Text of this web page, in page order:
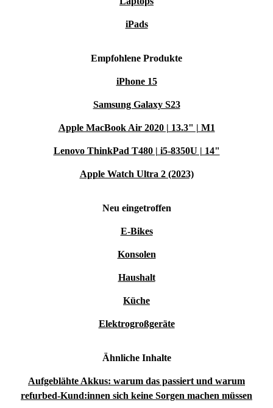
iPads
Empfohlene Produkte
iPhone 15
Samsung Galaxy S23
Apple MacBook Air 2020 | 13.3" | M1
Lenovo ThinkPad T480 | i5-8350U | 14"
Apple Watch Ultra 2 (2023)
Neu eingetroffen
E-Bikes
Konsolen
Haushalt
Küche
Elektrogroßgeräte
Ähnliche Inhalte
Aufgeblähte Akkus: warum das passiert und warum
refurbed-Kund:innen sich keine Sorgen machen müssen